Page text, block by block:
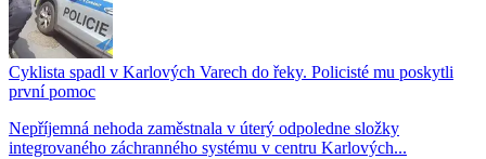
Cyklista spadl v Karlových Varech do řeky. Policisté mu poskytli
první pomoc
Nepříjemná nehoda zaměstnala v úterý odpoledne složky
integrovaného záchranného systému v centru Karlových...